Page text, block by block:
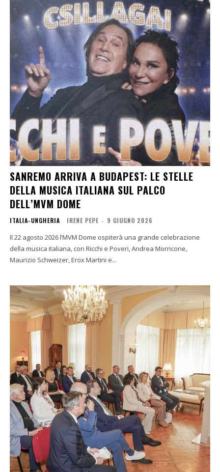
SANREMO ARRIVA A BUDAPEST: LE STELLE
DELLA MUSICA ITALIANA SUL PALCO
DELL’MVM DOME
ITALIA-UNGHERIA IRENE PEPE - 9 GIUGNO 2026
Il 22 agosto 2026 l’MVM Dome ospiterà una grande celebrazione
della musica italiana, con Ricchi e Poveri, Andrea Morricone,
Maurizio Schweizer, Erox Martini e...